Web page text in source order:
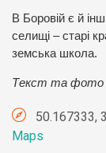
В Боровій є й
селищі – старі
земська школа.
Текст та фото
50.167333,
Maps